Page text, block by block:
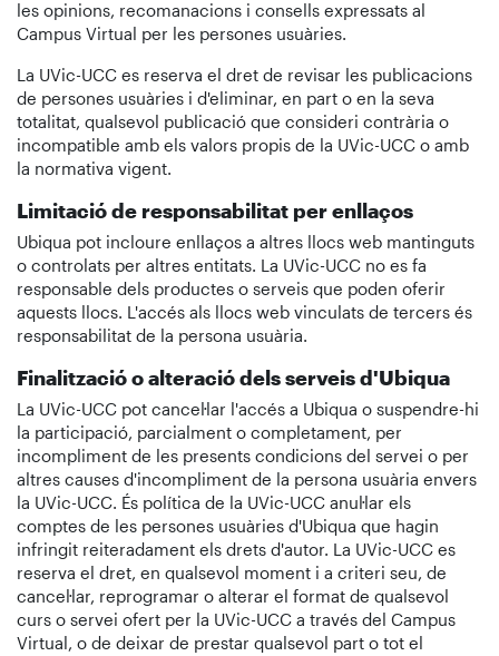
les opinions, recomanacions i consells expressats al
Campus Virtual per les persones usuàries.
La UVic-UCC es reserva el dret de revisar les publicacions
de persones usuàries i d'eliminar, en part o en la seva
totalitat, qualsevol publicació que consideri contrària o
incompatible amb els valors propis de la UVic-UCC o amb
la normativa vigent.
Limitació de responsabilitat per enllaços
Ubiqua pot incloure enllaços a altres llocs web mantinguts
o controlats per altres entitats. La UVic-UCC no es fa
responsable dels productes o serveis que poden oferir
aquests llocs. L'accés als llocs web vinculats de tercers és
responsabilitat de la persona usuària.
Finalització o alteració dels serveis d'Ubiqua
La UVic-UCC pot cancel·lar l'accés a Ubiqua o suspendre-hi
la participació, parcialment o completament, per
incompliment de les presents condicions del servei o per
altres causes d'incompliment de la persona usuària envers
la UVic-UCC. És política de la UVic-UCC anul·lar els
comptes de les persones usuàries d'Ubiqua que hagin
infringit reiteradament els drets d'autor. La UVic-UCC es
reserva el dret, en qualsevol moment i a criteri seu, de
cancel·lar, reprogramar o alterar el format de qualsevol
curs o servei ofert per la UVic-UCC a través del Campus
Virtual, o de deixar de prestar qualsevol part o tot el